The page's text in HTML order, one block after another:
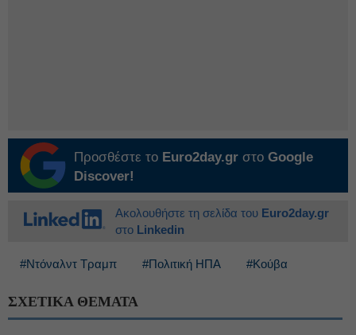
Προσθέστε το Euro2day.gr στο Google
Discover!
Ακολουθήστε τη σελίδα του Euro2day.gr
στο Linkedin
#Ντόναλντ Τραμπ #Πολιτική ΗΠΑ #Κούβα
ΣΧΕΤΙΚΑ ΘΕΜΑΤΑ